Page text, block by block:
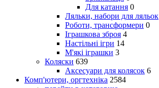
Для катання 0
Ляльки, набори для ляльок
Роботи, трансформери 0
Іграшкова зброя 4
Настільні ігри 14
М'які іграшки 3
Коляски 639
Аксесуари для колясок 6
Комп'ютери, оргтехніка 2584